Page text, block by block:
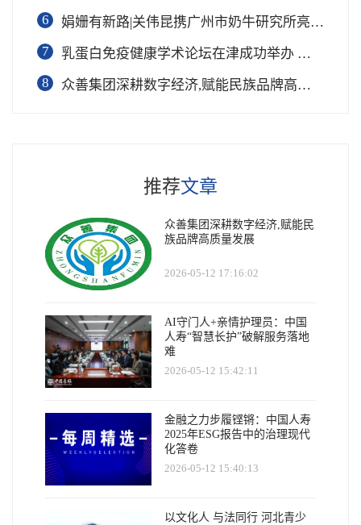
6
娟姗有新路|关伟昆携广州市奶牛研究所亮相2026世界品牌莫干山大会
7
乳蛋白免疫健康学术论坛在津成功举办 桂芝堂三大战略成果重磅发布
8
众善集团深耕数字经济,赋能民族品牌高质量发展
推荐文章
众善集团深耕数字经济,赋能民
族品牌高质量发展
2026-05-12 17:16:02
AI守门人+亲情护理员：中国
人寿“智慧长护”破解服务落地
难
2026-05-12 15:42:11
金融之力步履铿锵：中国人寿
2025年ESG报告中的治理现代
化答卷
2026-05-12 15:40:13
以文化人 与法同行 河北青少